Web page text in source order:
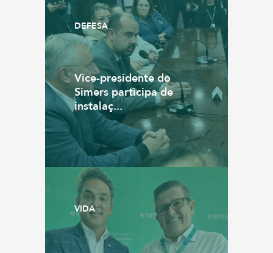
DEFESA
Vice-presidente do
Simers participa de
instalaç...
VIDA